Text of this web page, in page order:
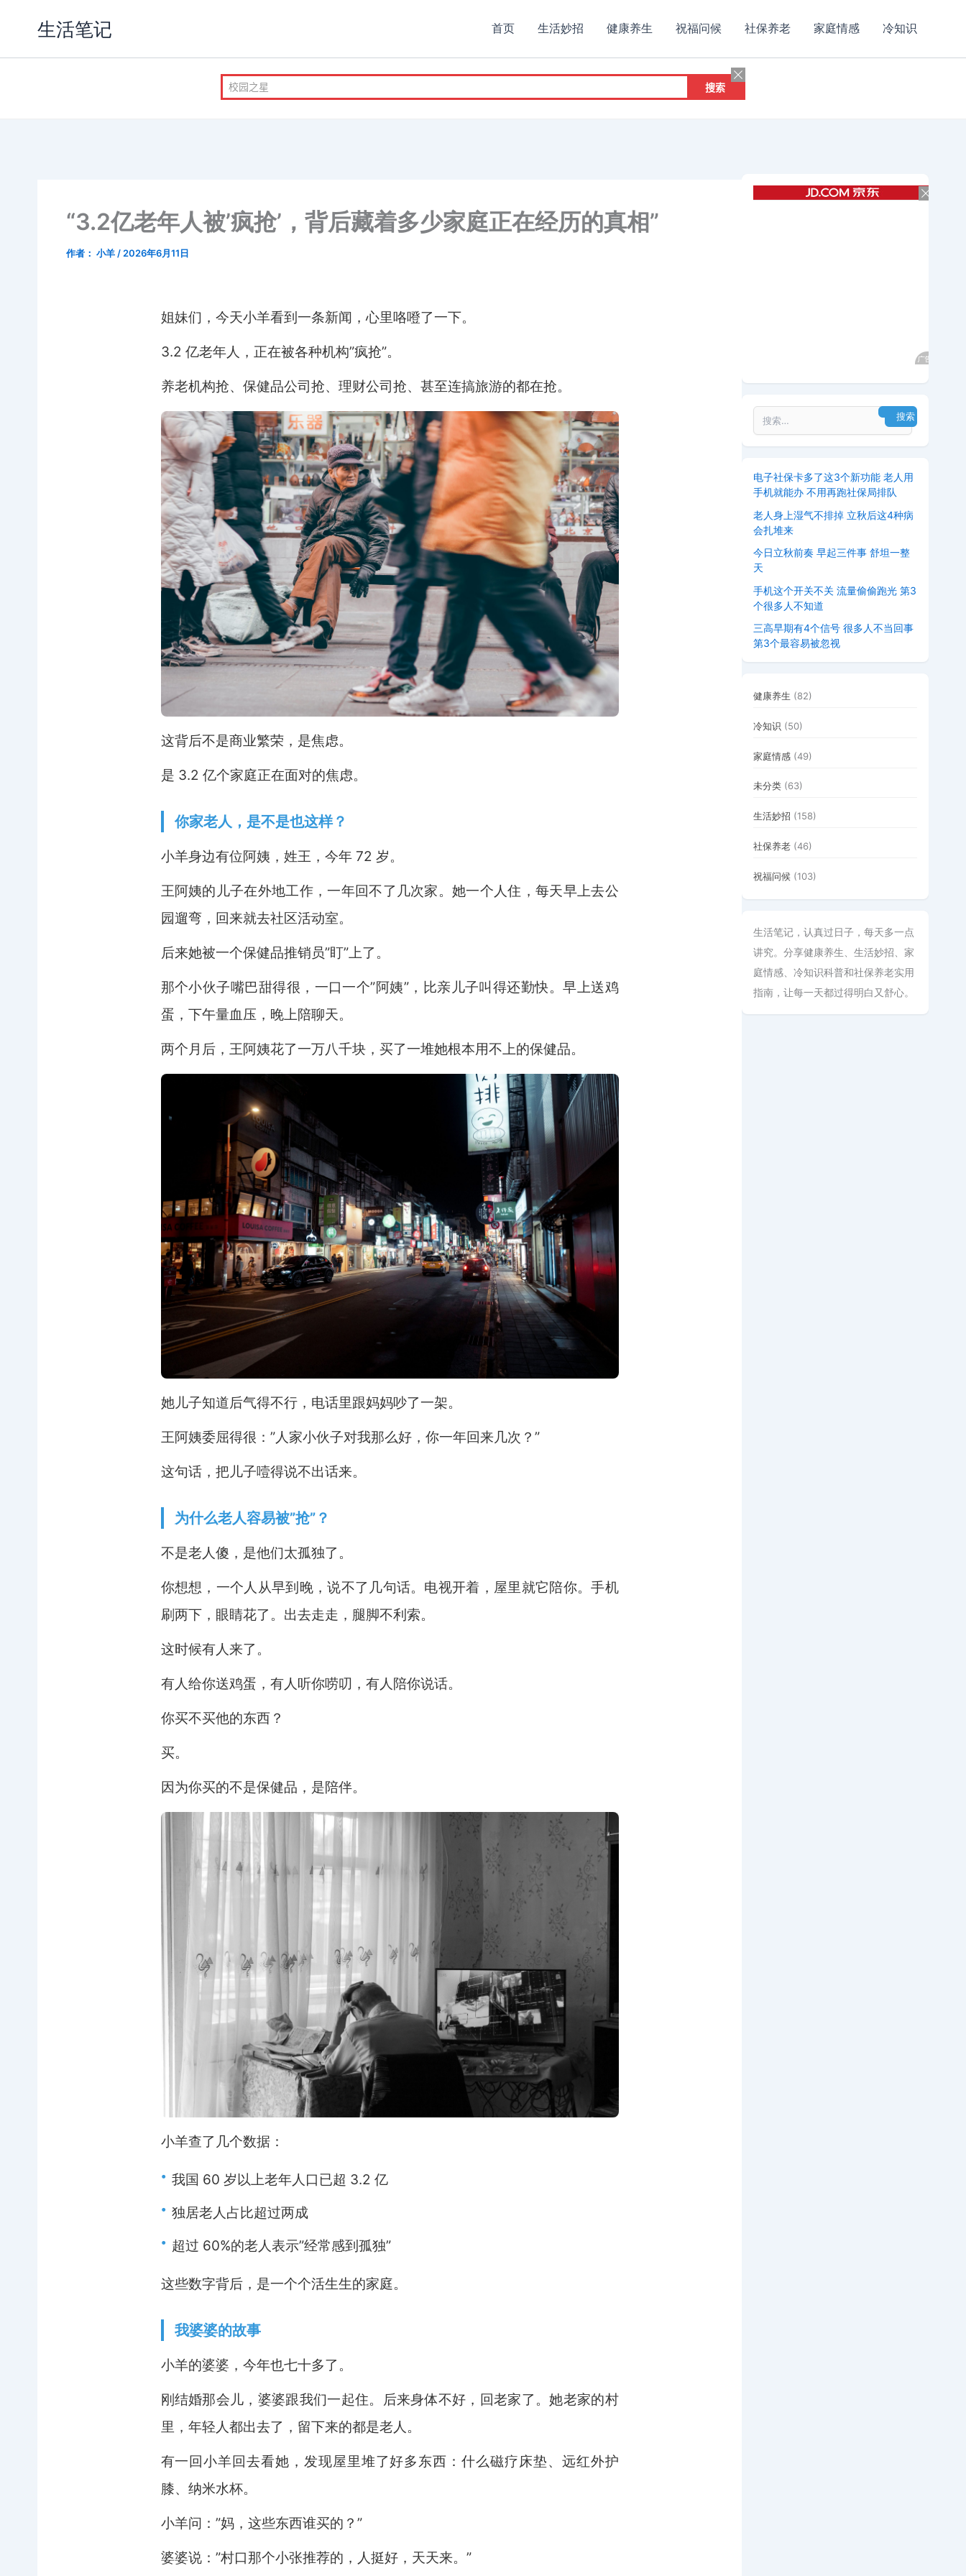
生活笔记 首页 生活妙招 健康养生 祝福问候 社保养老 家庭情感 冷知识
“3.2亿老年人被’疯抢’，背后藏着多少家庭正在经历的真相”
作者： 小羊 / 2026年6月11日
姐妹们，今天小羊看到一条新闻，心里咯噔了一下。
3.2 亿老年人，正在被各种机构”疯抢”。
养老机构抢、保健品公司抢、理财公司抢、甚至连搞旅游的都在抢。
这背后不是商业繁荣，是焦虑。
是 3.2 亿个家庭正在面对的焦虑。
你家老人，是不是也这样？
小羊身边有位阿姨，姓王，今年 72 岁。
王阿姨的儿子在外地工作，一年回不了几次家。她一个人住，每天早上去公
园遛弯，回来就去社区活动室。
后来她被一个保健品推销员”盯”上了。
那个小伙子嘴巴甜得很，一口一个”阿姨”，比亲儿子叫得还勤快。早上送鸡
蛋，下午量血压，晚上陪聊天。
两个月后，王阿姨花了一万八千块，买了一堆她根本用不上的保健品。
她儿子知道后气得不行，电话里跟妈妈吵了一架。
王阿姨委屈得很：”人家小伙子对我那么好，你一年回来几次？”
这句话，把儿子噎得说不出话来。
为什么老人容易被”抢”？
不是老人傻，是他们太孤独了。
你想想，一个人从早到晚，说不了几句话。电视开着，屋里就它陪你。手机
刷两下，眼睛花了。出去走走，腿脚不利索。
这时候有人来了。
有人给你送鸡蛋，有人听你唠叨，有人陪你说话。
你买不买他的东西？
买。
因为你买的不是保健品，是陪伴。
小羊查了几个数据：
• 我国 60 岁以上老年人口已超 3.2 亿
• 独居老人占比超过两成
• 超过 60%的老人表示”经常感到孤独”
这些数字背后，是一个个活生生的家庭。
我婆婆的故事
小羊的婆婆，今年也七十多了。
刚结婚那会儿，婆婆跟我们一起住。后来身体不好，回老家了。她老家的村
里，年轻人都出去了，留下来的都是老人。
有一回小羊回去看她，发现屋里堆了好多东西：什么磁疗床垫、远红外护
膝、纳米水杯。
小羊问：”妈，这些东西谁买的？”
婆婆说：”村口那个小张推荐的，人挺好，天天来。”
电子社保卡多了这3个新功能 老人用
手机就能办 不用再跑社保局排队
老人身上湿气不排掉 立秋后这4种病
会扎堆来
今日立秋前奏 早起三件事 舒坦一整
天
手机这个开关不关 流量偷偷跑光 第3
个很多人不知道
三高早期有4个信号 很多人不当回事
第3个最容易被忽视
健康养生 (82)
冷知识 (50)
家庭情感 (49)
未分类 (63)
生活妙招 (158)
社保养老 (46)
祝福问候 (103)
生活笔记，认真过日子，每天多一点
讲究。分享健康养生、生活妙招、家
庭情感、冷知识科普和社保养老实用
指南，让每一天都过得明白又舒心。